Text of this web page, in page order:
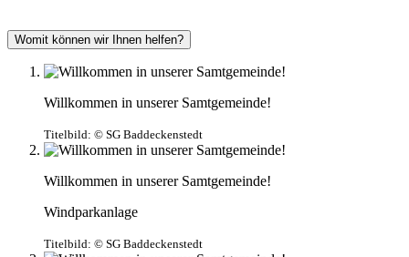
Womit können wir Ihnen helfen?
Willkommen in unserer Samtgemeinde!
Titelbild: © SG Baddeckenstedt
Willkommen in unserer Samtgemeinde!
Windparkanlage
Titelbild: © SG Baddeckenstedt